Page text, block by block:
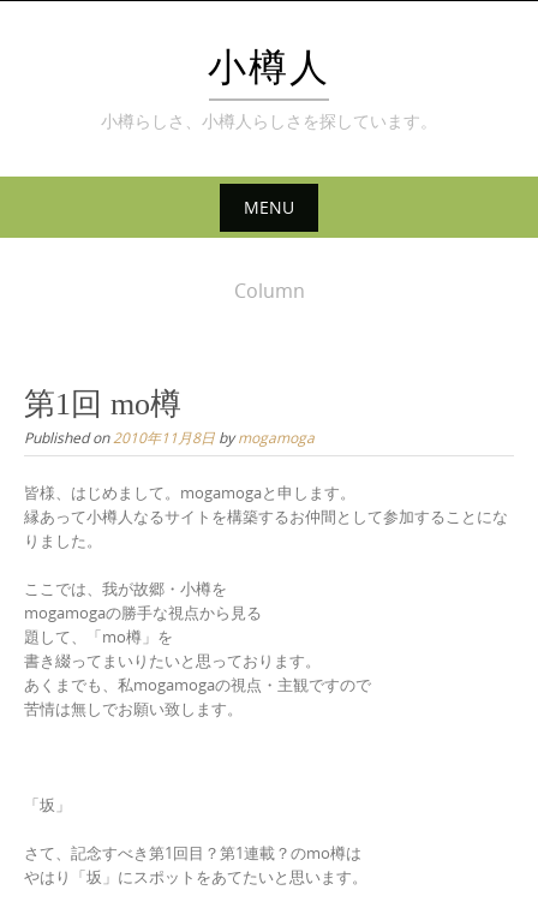
小樽人
小樽らしさ、小樽人らしさを探しています。
MENU
Column
第1回 mo樽
Published on2010年11月8日 bymogamoga
皆様、はじめまして。mogamogaと申します。
縁あって小樽人なるサイトを構築するお仲間として参加することにな
りました。
ここでは、我が故郷・小樽を
mogamogaの勝手な視点から見る
題して、「mo樽」を
書き綴ってまいりたいと思っております。
あくまでも、私mogamogaの視点・主観ですので
苦情は無しでお願い致します。
「坂」
さて、記念すべき第1回目？第1連載？のmo樽は
やはり「坂」にスポットをあてたいと思います。